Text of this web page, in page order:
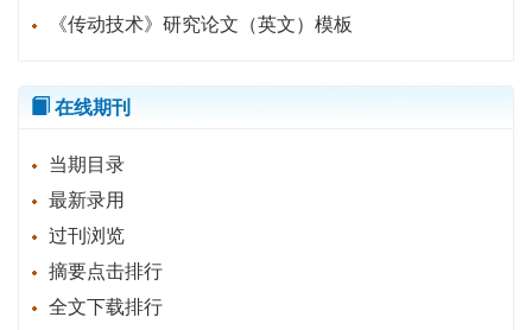
《传动技术》研究论文（英文）模板
在线期刊
当期目录
最新录用
过刊浏览
摘要点击排行
全文下载排行